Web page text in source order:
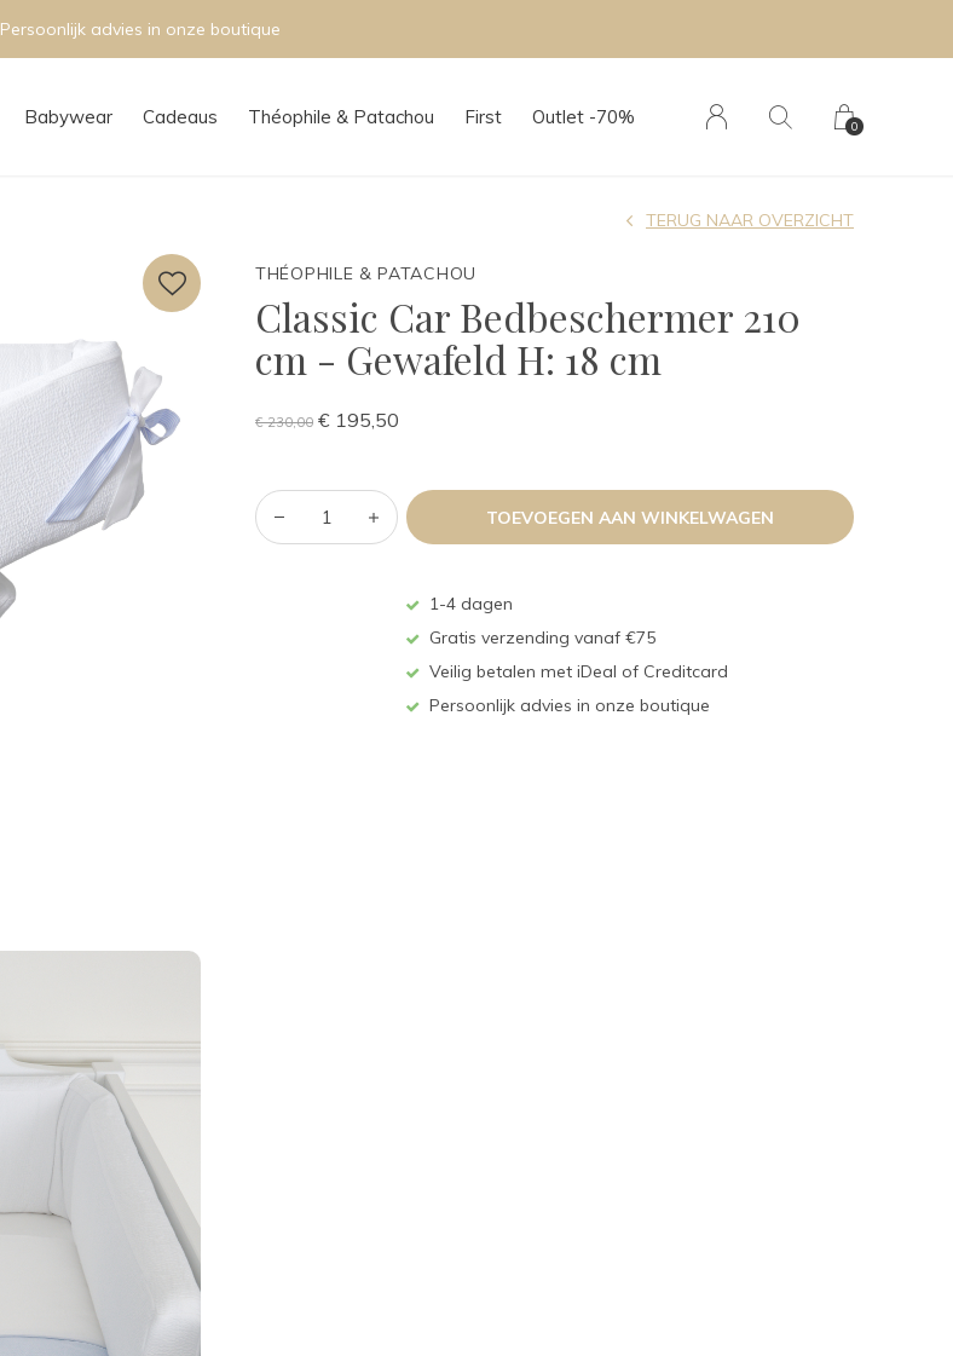
Babywear Cadeaus Théophile & Patachou First Outlet -70% 0
Persoonlijk advies in onze boutique
THÉOPHILE & PATACHOU
Classic Car Bedbeschermer 210
cm - Gewafeld H: 18 cm
TERUG NAAR OVERZICHT
€ 230,00 € 195,50
TOEVOEGEN AAN WINKELWAGEN
1-4 dagen
Gratis verzending vanaf €75
Veilig betalen met iDeal of Creditcard
Persoonlijk advies in onze boutique